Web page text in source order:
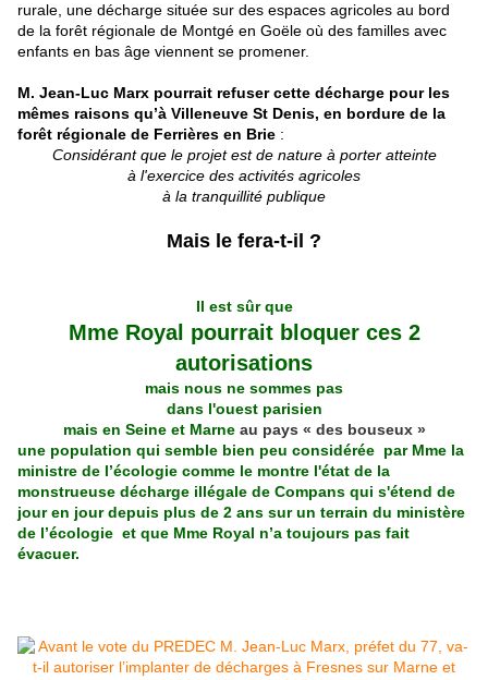
rurale, une décharge située sur des espaces agricoles au bord
de la forêt régionale de Montgé en Goële où des familles avec
enfants en bas âge viennent se promener.
M. Jean-Luc Marx pourrait refuser cette décharge pour les
mêmes raisons qu’à Villeneuve St Denis, en bordure de la
forêt régionale de Ferrières en Brie :
Considérant que le projet est de nature à porter atteinte
à l'exercice des activités agricoles
à la tranquillité publique
Mais le fera-t-il ?
Il est sûr que
Mme Royal pourrait bloquer ces 2
autorisations
mais nous ne sommes pas
dans l'ouest parisien
mais en Seine et Marne au pays « des bouseux »
une population qui semble bien peu considérée par Mme la
ministre de l’écologie comme le montre l'état de la
monstrueuse décharge illégale de Compans qui s'étend de
jour en jour depuis plus de 2 ans sur un terrain du ministère
de l’écologie et que Mme Royal n’a toujours pas fait
évacuer.